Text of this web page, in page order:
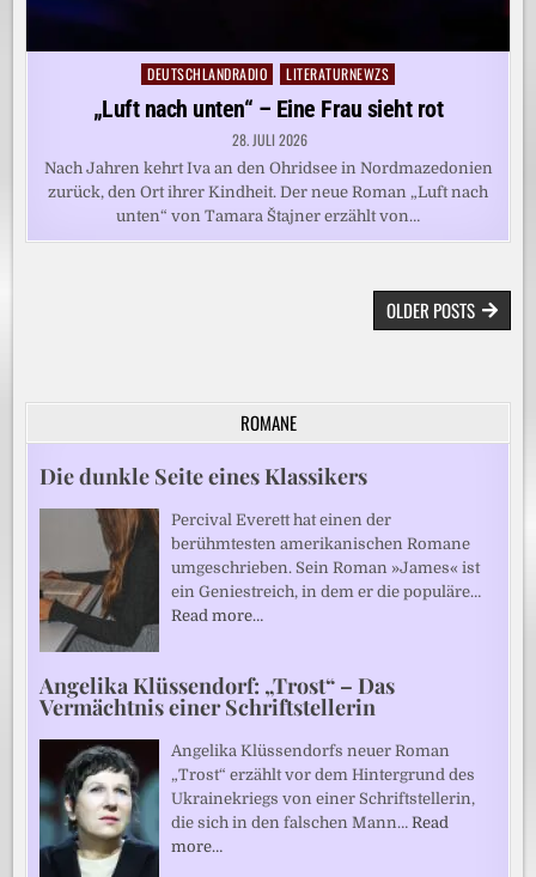
Posted
DEUTSCHLANDRADIO LITERATURNEWZS
„Luft nach unten“ – Eine Frau sieht rot
28. JULI 2026
Nach Jahren kehrt Iva an den Ohridsee in Nordmazedonien
zurück, den Ort ihrer Kindheit. Der neue Roman „Luft nach
unten“ von Tamara Štajner erzählt von…
BEITRAGSNAVIGATIONOLDER POSTS
ROMANE
Die dunkle Seite eines Klassikers
Percival Everett hat einen der
berühmtesten amerikanischen Romane
umgeschrieben. Sein Roman »James« ist
ein Geniestreich, in dem er die populäre…
Read more…
Angelika Klüssendorf: „Trost“ – Das
Vermächtnis einer Schriftstellerin
Angelika Klüssendorfs neuer Roman
„Trost“ erzählt vor dem Hintergrund des
Ukrainekriegs von einer Schriftstellerin,
die sich in den falschen Mann…Read
more…